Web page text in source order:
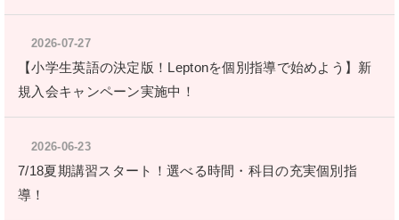
2026-07-27
【小学生英語の決定版！Leptonを個別指導で始めよう】新
規入会キャンペーン実施中！
2026-06-23
7/18夏期講習スタート！選べる時間・科目の充実個別指
導！